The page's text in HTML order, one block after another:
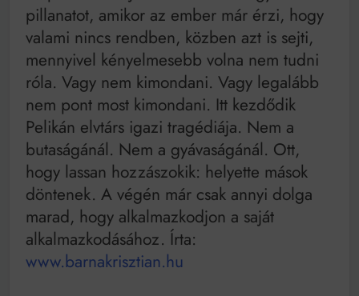
Bitumenes lapostetők: a bevált technológia akkor
működik, ha jól van felújítva
pillanatot, amikor az ember már érzi, hogy
valami nincs rendben, közben azt is sejti,
mennyivel kényelmesebb volna nem tudni
róla. Vagy nem kimondani. Vagy legalább
nem pont most kimondani. Itt kezdődik
Pelikán elvtárs igazi tragédiája. Nem a
butaságánál. Nem a gyávaságánál. Ott,
hogy lassan hozzászokik: helyette mások
döntenek. A végén már csak annyi dolga
marad, hogy alkalmazkodjon a saját
alkalmazkodásához. Írta:
www.barnakrisztian.hu